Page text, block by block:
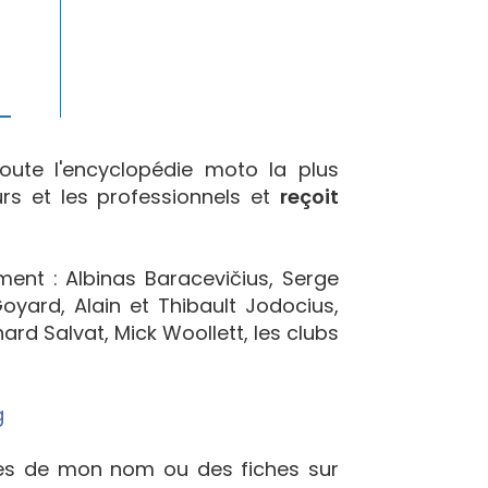
l'encyclopédie moto la plus
et les professionnels et reçoit
: Albinas Baracevičius, Serge
Alain et Thibault Jodocius,
Salvat, Mick Woollett, les clubs
de mon nom ou des fiches sur